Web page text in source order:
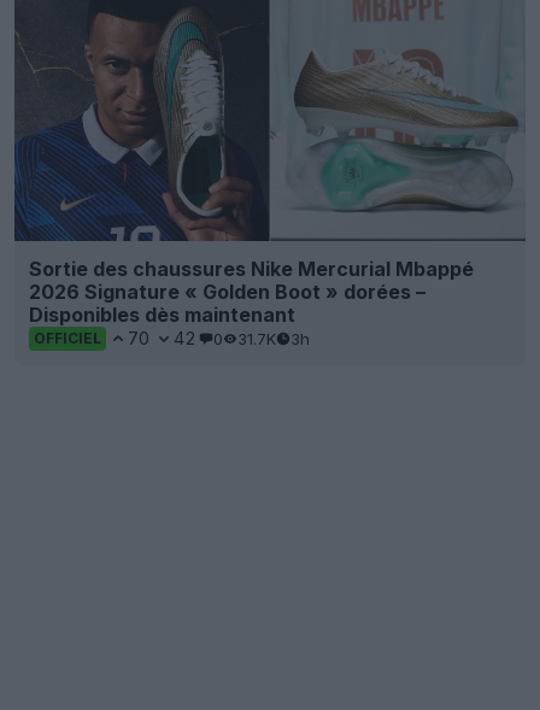
Sortie des chaussures Nike Mercurial Mbappé
2026 Signature « Golden Boot » dorées –
Disponibles dès maintenant
OFFICIEL 70 42 0 31.7K 3h